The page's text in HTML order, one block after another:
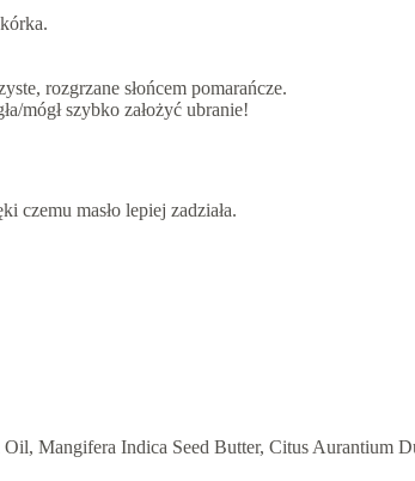
rozgrzane słońcem pomarańcze.
mógł szybko założyć ubranie!
czemu masło lepiej zadziała.
Mangifera Indica Seed Butter, Citus Aurantium